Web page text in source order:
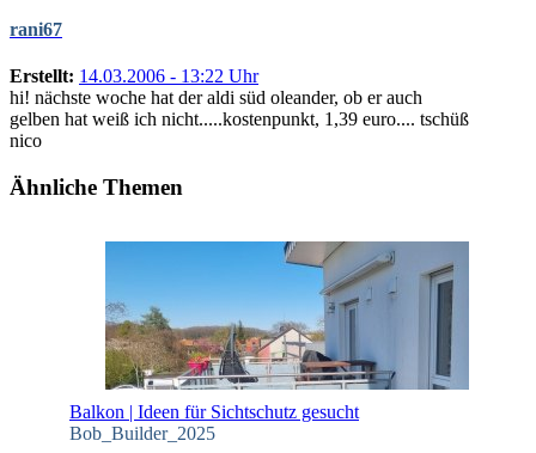
rani67
Erstellt: 14.03.2006 - 13:22 Uhr
hi! nächste woche hat der aldi süd oleander, ob er auch
gelben hat weiß ich nicht.....kostenpunkt, 1,39 euro.... tschüß
nico
Ähnliche Themen
Balkon | Ideen für Sichtschutz gesucht
Bob_Builder_2025